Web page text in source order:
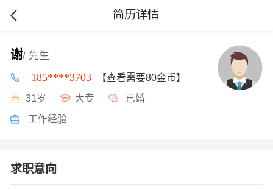
简历详情
谢/ 先生
185****3703 【查看需要80金币】
31岁 大专 已婚
工作经验
求职意向